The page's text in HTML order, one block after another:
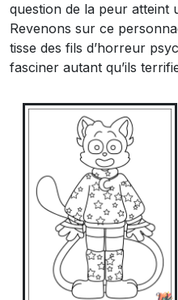
question de la peur atteint
Revenons sur ce
tisse des fils d’horreur
fasciner autant qu’ils